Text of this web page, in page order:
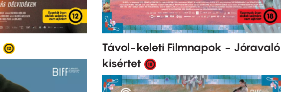
Távol-keleti Filmnapok - Jóravaló
kisértet